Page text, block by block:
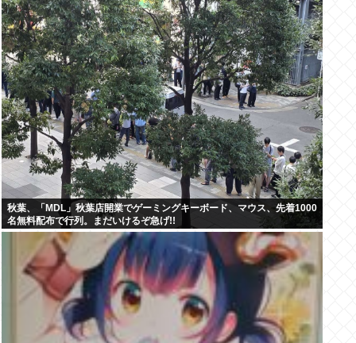
秋葉、「MDL」秋葉店開業でゲーミングキーボード、マウス、先着1000
名無料配布で行列。まだいけるぞ急げ!!